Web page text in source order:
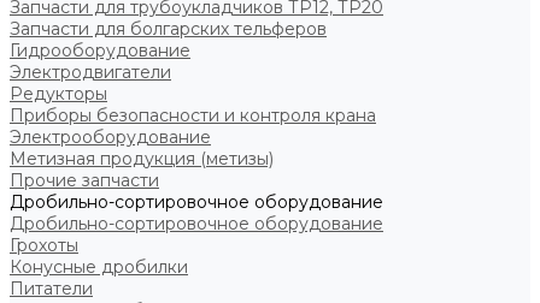
Запчасти для трубоукладчиков ТР12, ТР20
Запчасти для болгарских тельферов
Гидрооборудование
Электродвигатели
Редукторы
Приборы безопасности и контроля крана
Электрооборудование
Метизная продукция (метизы)
Прочие запчасти
Дробильно-сортировочное оборудование
Дробильно-сортировочное оборудование
Грохоты
Конусные дробилки
Питатели